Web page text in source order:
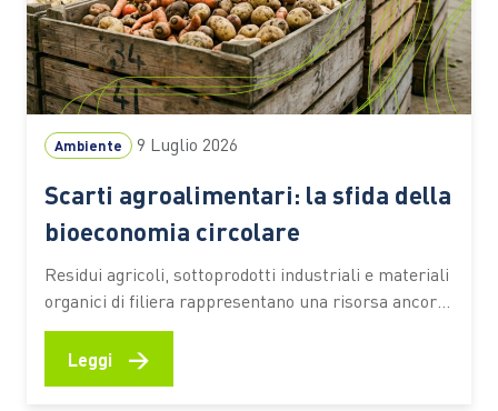
Ambiente 9 Luglio 2026
Scarti agroalimentari: la sfida della
bioeconomia circolare
Residui agricoli, sottoprodotti industriali e materiali
organici di filiera rappresentano una risorsa ancora
sottoutilizzata. Secondo una stima dell’Università
Cattolica, circa il 70% resta fuori da percorsi di
Leggi →